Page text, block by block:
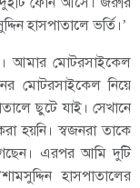
হাসপাতালে ভর্তি।’
আমার মোটরসাইকেল
মোটরসাইকেল নিয়ে
ছুটে যাই। সেখানে
হয়নি। স্বজনরা তাকে
এরপর আমি দুটি
হাসপাতালের